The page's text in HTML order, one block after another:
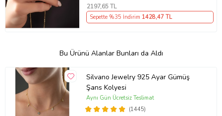
2197,65 TL
Sepette %35 İndirim 1428,47 TL
Bu Ürünü Alanlar Bunları da Aldı
Silvano Jewelry 925 Ayar Gümüş
Şans Kolyesi
(1445)
Aynı Gün Ücretsiz Teslimat